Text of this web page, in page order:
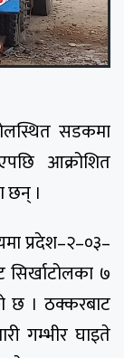
सडकमा
आक्रोशित
छन् ।
प्रदेश–२–०३–
७
छ । ठक्करबाट
गम्भीर घाइते